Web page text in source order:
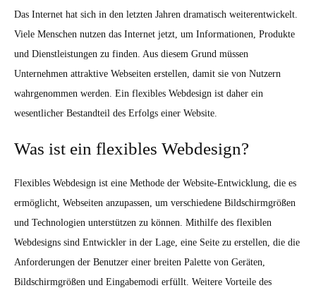
Das Internet hat sich in den letzten Jahren dramatisch weiterentwickelt.
Viele Menschen nutzen das Internet jetzt, um Informationen, Produkte
und Dienstleistungen zu finden. Aus diesem Grund müssen
Unternehmen attraktive Webseiten erstellen, damit sie von Nutzern
wahrgenommen werden. Ein flexibles Webdesign ist daher ein
wesentlicher Bestandteil des Erfolgs einer Website.
Was ist ein flexibles Webdesign?
Flexibles Webdesign ist eine Methode der Website-Entwicklung, die es
ermöglicht, Webseiten anzupassen, um verschiedene Bildschirmgrößen
und Technologien unterstützen zu können. Mithilfe des flexiblen
Webdesigns sind Entwickler in der Lage, eine Seite zu erstellen, die die
Anforderungen der Benutzer einer breiten Palette von Geräten,
Bildschirmgrößen und Eingabemodi erfüllt. Weitere Vorteile des